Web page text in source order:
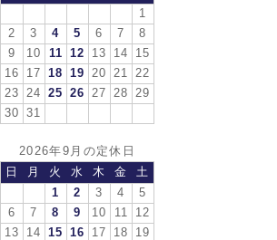
1
2
3 4 5 6 7
8
9
10 11 12 13 14
15
16
17 18 19 20 21
22
23
24 25 26 27 28
29
30
31
2026年9月の定休日
日
月 火 水 木 金
土
1
2 3 4
5
6
7 8 9 10 11
12
13
14 15 16 17 18
19